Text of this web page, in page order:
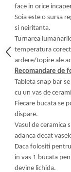
face in orice
Soia este o sursa
si neiritanta.
Turnarea
temperatura
ardere/topire ale
Recomandare de
Tableta snap bar
cu un vas de
Fiecare bucata se
dispare.
Vasul de ceramica
adanca decat
Daca folositi
in vas 1 bucata
devine lichida.